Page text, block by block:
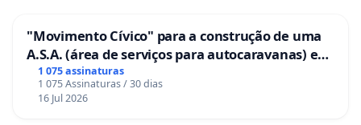
"Movimento Cívico" para a construção de uma
A.S.A. (área de serviços para autocaravanas) em
Coimbra
1 075 assinaturas
1 075 Assinaturas / 30 dias
16 Jul 2026